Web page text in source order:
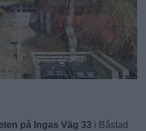
på Ingas Väg 33 i Båstad